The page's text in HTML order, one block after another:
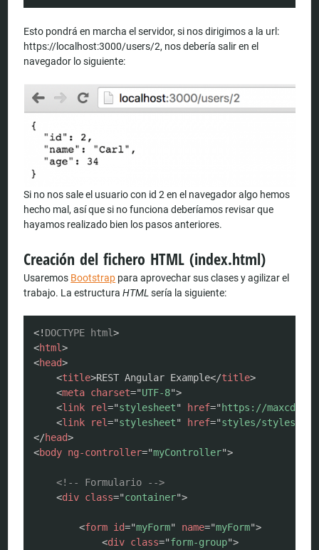
Esto pondrá en marcha el servidor, si nos dirigimos a la url:
https://localhost:3000/users/2, nos debería salir en el
navegador lo siguiente:
Si no nos sale el usuario con id 2 en el navegador algo hemos
hecho mal, así que si no funciona deberíamos revisar que
hayamos realizado bien los pasos anteriores.
Creación del fichero HTML (index.html)
Usaremos Bootstrap para aprovechar sus clases y agilizar el
trabajo. La estructuraHTML sería la siguiente:
<! DOCTYPE html>
<html>
<head>
<title>REST Angular Example</title>
<meta charset="UTF-8">
<link rel="stylesheet" href=" https://
<link rel="stylesheet" href="styles/styles.css
</head>
<body ng-controller="myController">
<!-- Formulario -->
<div class="container">
<form id="myForm" name="myForm">
<div class="form-group">